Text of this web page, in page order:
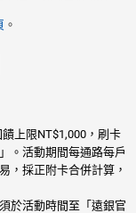
。
上限NT$1,000，刷卡
。活動期間每通路每戶
，採正附卡合併計算，
於活動時間至「遠銀官